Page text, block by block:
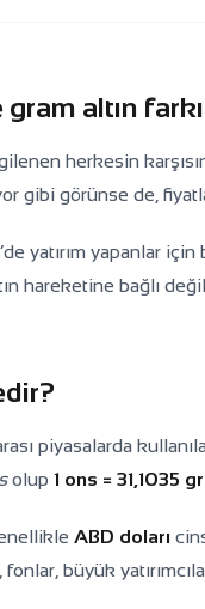
gram altın
herkesin
gibi görünse de,
yatırım yapanlar
hareketine bağlı
piyasalarda
olup 1 ons = 31,1035
ABD doları
, fonlar, büyük